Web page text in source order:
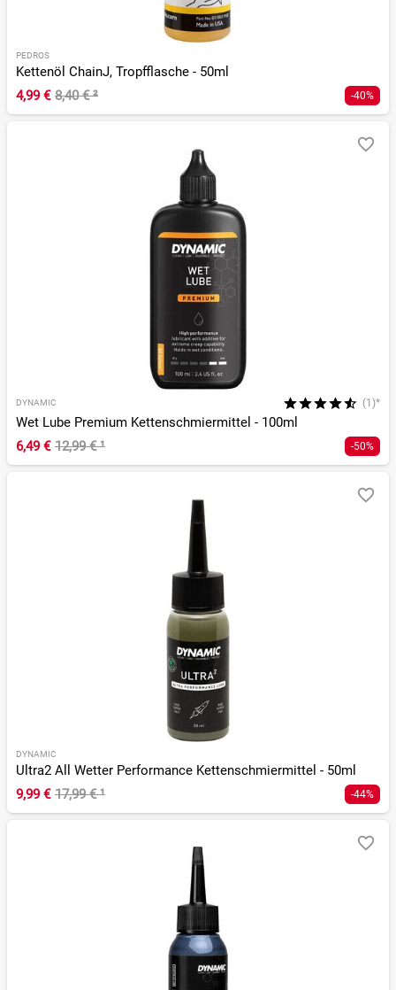
PEDROS
Kettenöl ChainJ, Tropfflasche - 50ml
4,99 € 8,40 €² -40%
DYNAMIC (1)*
Wet Lube Premium Kettenschmiermittel - 100ml
6,49 € 12,99 €¹ -50%
DYNAMIC
Ultra2 All Wetter Performance Kettenschmiermittel - 50ml
9,99 € 17,99 €¹ -44%